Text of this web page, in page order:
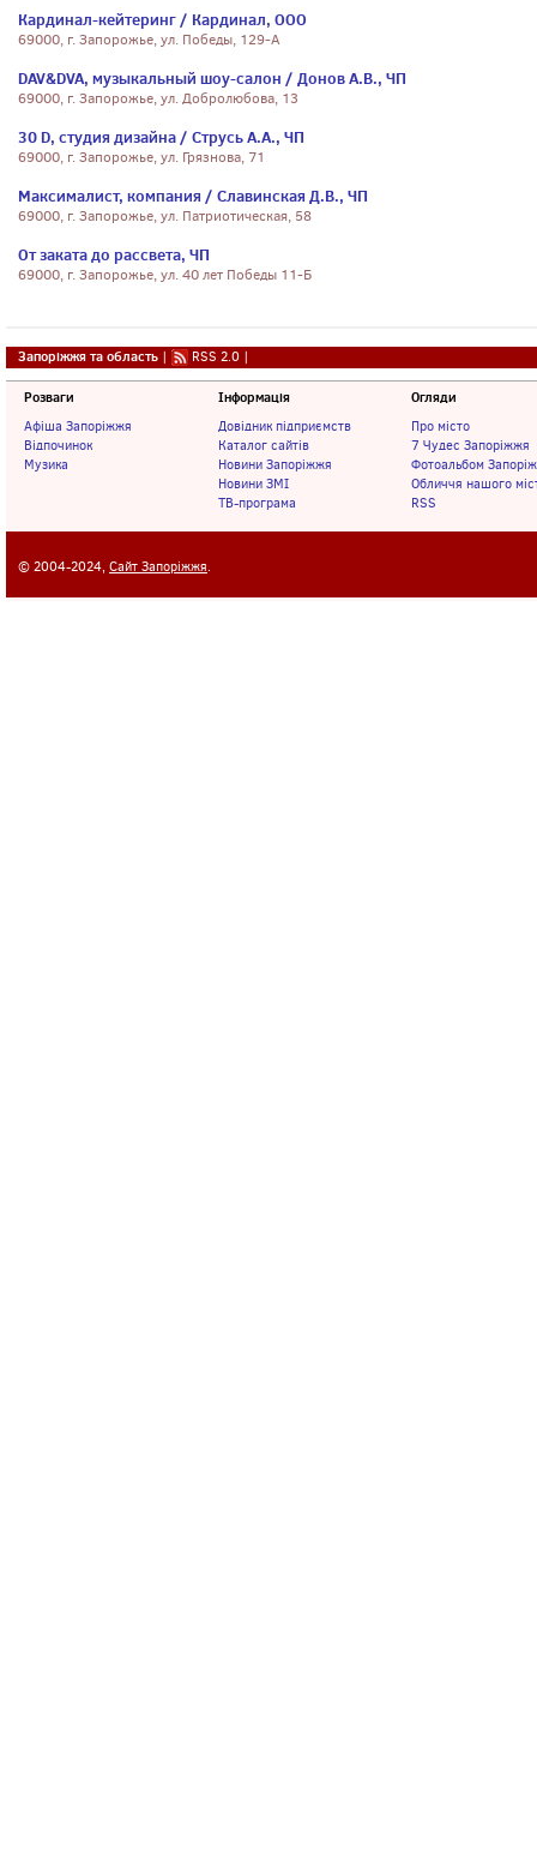
Кардинал-кейтеринг / Кардинал, ООО
69000, г. Запорожье, ул. Победы, 129-А
DAV&DVA, музыкальный шоу-салон / Донов А.В., ЧП
69000, г. Запорожье, ул. Добролюбова, 13
30 D, студия дизайна / Струсь А.А., ЧП
69000, г. Запорожье, ул. Грязнова, 71
Максималист, компания / Славинская Д.В., ЧП
69000, г. Запорожье, ул. Патриотическая, 58
От заката до рассвета, ЧП
69000, г. Запорожье, ул. 40 лет Победы 11-Б
Запоріжжя та область | RSS 2.0 |
Розваги
Афіша Запоріжжя
Відпочинок
Музика
Інформація
Довідник підприємств
Каталог сайтів
Новини Запоріжжя
Новини ЗМІ
ТВ-програма
Огляди
Про місто
7 Чудес Запоріжжя
Фотоальбом
Обличчя нашого
RSS
© 2004-2024, Сайт Запоріжжя.